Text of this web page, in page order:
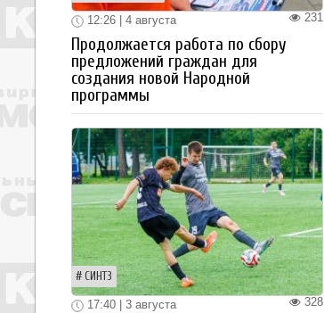
231
12:26 | 4 августа
Продолжается работа по сбору
предложений граждан для
создания новой Народной
программы
СИНТЗ
328
17:40 | 3 августа